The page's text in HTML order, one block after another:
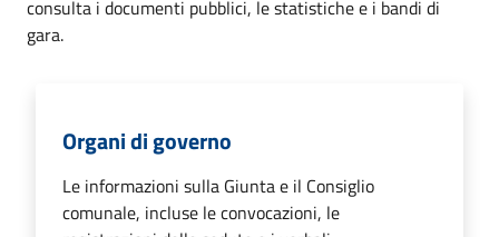
consulta i documenti pubblici, le statistiche e i bandi di
gara.
Organi di governo
Le informazioni sulla Giunta e il Consiglio
comunale, incluse le convocazioni, le